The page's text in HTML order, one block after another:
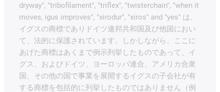
dryway", "tribofilament", "triflex", "twisterchain", "when it
moves, igus improves", "xirodur", "xiros" and "yes" は、
イグスの商標でありドイツ連邦共和国及び他国におい
て、法的に保護されています。しかしながら、ここに
あげた商標はあくまで例示列挙したものであって、イ
グス、およびドイツ、ヨーロッパ連合、アメリカ合衆
国、その他の国で事業を展開するイグスの子会社が有
する商標を包括的に列挙したものではありません（例